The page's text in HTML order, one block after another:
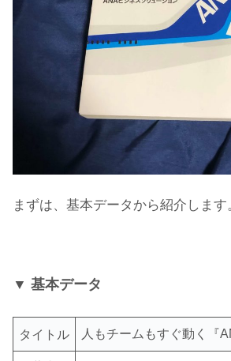
まずは、基本データから紹介します
▼ 基本データ
タイトル 人もチームもすぐ動く『